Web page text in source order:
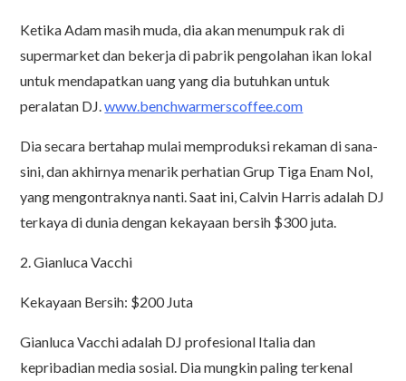
Ketika Adam masih muda, dia akan menumpuk rak di
supermarket dan bekerja di pabrik pengolahan ikan lokal
untuk mendapatkan uang yang dia butuhkan untuk
peralatan DJ.www.benchwarmerscoffee.com
Dia secara bertahap mulai memproduksi rekaman di sana-
sini, dan akhirnya menarik perhatian Grup Tiga Enam Nol,
yang mengontraknya nanti. Saat ini, Calvin Harris adalah DJ
terkaya di dunia dengan kekayaan bersih $300 juta.
2. Gianluca Vacchi
Kekayaan Bersih: $200 Juta
Gianluca Vacchi adalah DJ profesional Italia dan
kepribadian media sosial. Dia mungkin paling terkenal